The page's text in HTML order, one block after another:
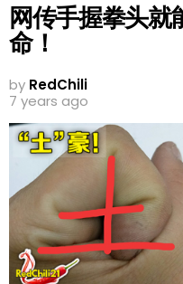
网传手握拳头就
命！
by RedChili
7 years ago